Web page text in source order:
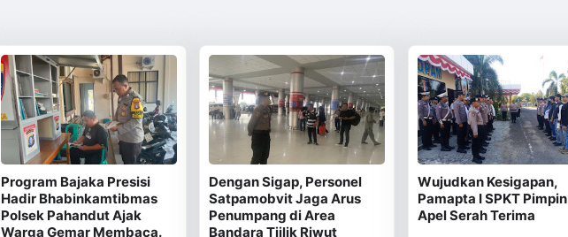
Program Bajaka Presisi
Hadir Bhabinkamtibmas
Polsek Pahandut Ajak
Warga Gemar Membaca.
Dengan Sigap, Personel
Satpamobvit Jaga Arus
Penumpang di Area
Bandara Tjilik Riwut
Wujudkan Kesigapan,
Pamapta I SPKT Pimpin
Apel Serah Terima